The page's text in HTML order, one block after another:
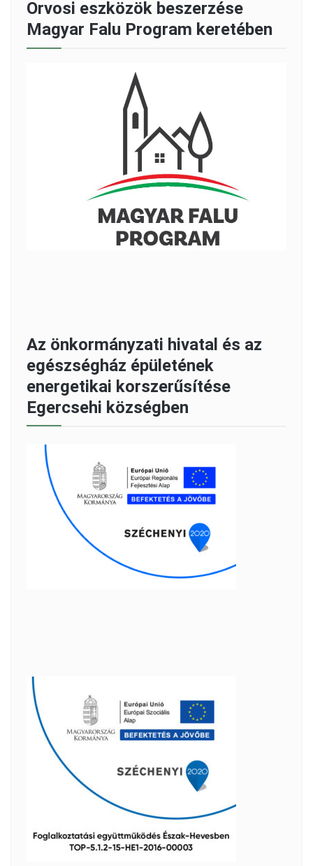
Orvosi eszközök beszerzése
Magyar Falu Program keretében
Az önkormányzati hivatal és az
egészségház épületének
energetikai korszerűsítése
Egercsehi községben